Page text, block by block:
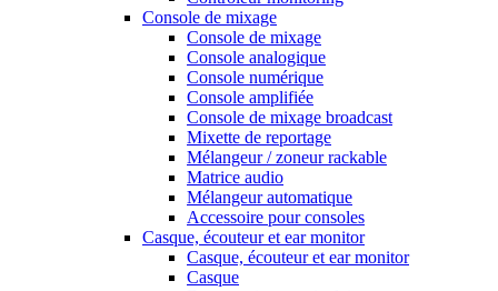
Console de mixage
Console de mixage
Console analogique
Console numérique
Console amplifiée
Console de mixage broadcast
Mixette de reportage
Mélangeur / zoneur rackable
Matrice audio
Mélangeur automatique
Accessoire pour consoles
Casque, écouteur et ear monitor
Casque, écouteur et ear monitor
Casque